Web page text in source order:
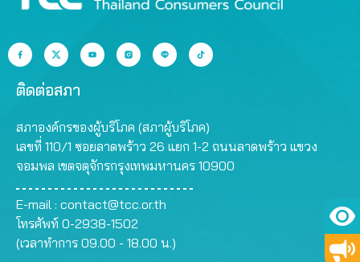
ติดต่อสภา
สภาองค์กรของผู้บริโภค (สภาผู้บริโภค)
เลขที่ 110/1 ซอยลาดพร้าว 26 แยก 1-2 ถนนลาดพร้าว แขวง
จอมพล เขตจตุจักรกรุงเทพมหานคร 10900
E-mail : contact@tcc.or.th
โทรศัพท์ 0-2938-1502
(เวลาทำการ 09.00 - 18.00 น.)